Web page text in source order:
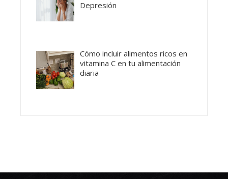
Depresión
Cómo incluir alimentos ricos en
vitamina C en tu alimentación
diaria